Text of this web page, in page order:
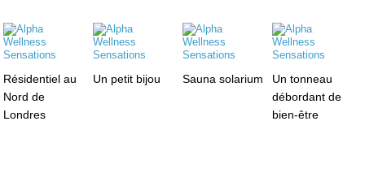
Résidentiel au
Nord de
Londres
Un petit bijou Sauna solarium
Un tonneau
débordant de
bien-être